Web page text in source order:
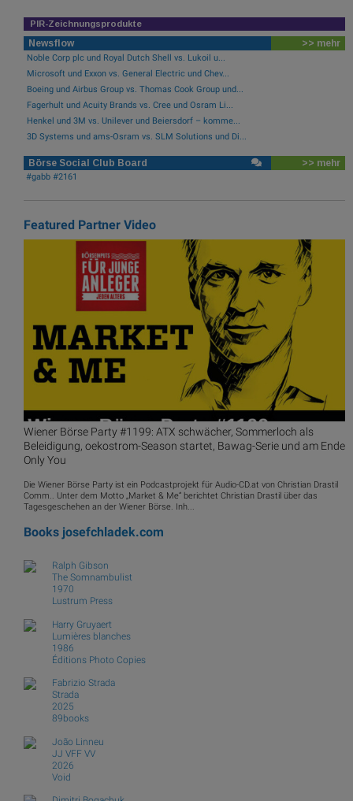
PIR-Zeichnungsprodukte
Newsflow >> mehr
Noble Corp plc und Royal Dutch Shell vs. Lukoil u...
Microsoft und Exxon vs. General Electric und Chev...
Boeing und Airbus Group vs. Thomas Cook Group und...
Fagerhult und Acuity Brands vs. Cree und Osram Li...
Henkel und 3M vs. Unilever und Beiersdorf – komme...
3D Systems und ams-Osram vs. SLM Solutions und Di...
Börse Social Club Board >> mehr
#gabb #2161
Featured Partner Video
Wiener Börse Party #1199: ATX schwächer, Sommerloch als
Beleidigung, oekostrom-Season startet, Bawag-Serie und am Ende
Only You
Die Wiener Börse Party ist ein Podcastprojekt für Audio-CD.at von Christian Drastil
Comm.. Unter dem Motto „Market & Me“ berichtet Christian Drastil über das
Tagesgeschehen an der Wiener Börse. Inh...
Books josefchladek.com
Ralph Gibson
The Somnambulist
1970
Lustrum Press
Harry Gruyaert
Lumières blanches
1986
Éditions Photo Copies
Fabrizio Strada
Strada
2025
89books
João Linneu
JJ VFF VV
2026
Void